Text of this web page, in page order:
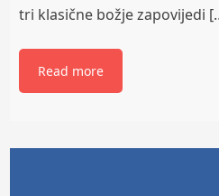
tri klasične božje zapovijedi
Read more